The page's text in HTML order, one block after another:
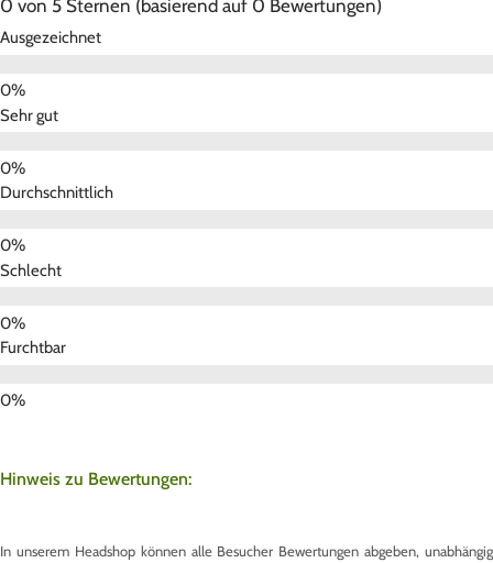
0 von 5 Sternen (basierend auf 0 Bewertungen)
Ausgezeichnet
Sehr gut
Durchschnittlich
Schlecht
Furchtbar
Hinweis zu Bewertungen:
In unserem Headshop können alle Besucher Bewertungen abgeben, unabhängig